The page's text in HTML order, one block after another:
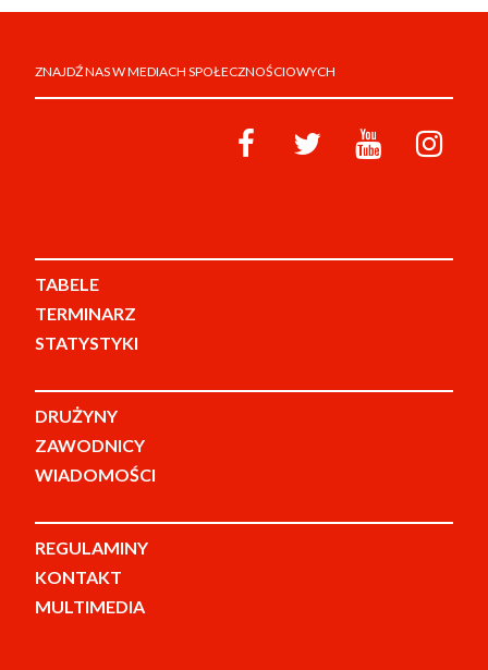
ZNAJDŹ NAS W MEDIACH SPOŁECZNOŚCIOWYCH
TABELE
TERMINARZ
STATYSTYKI
DRUŻYNY
ZAWODNICY
WIADOMOŚCI
REGULAMINY
KONTAKT
MULTIMEDIA